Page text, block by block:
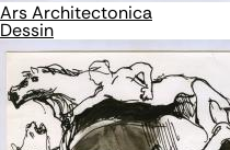
Ars Architectonica
Dessin